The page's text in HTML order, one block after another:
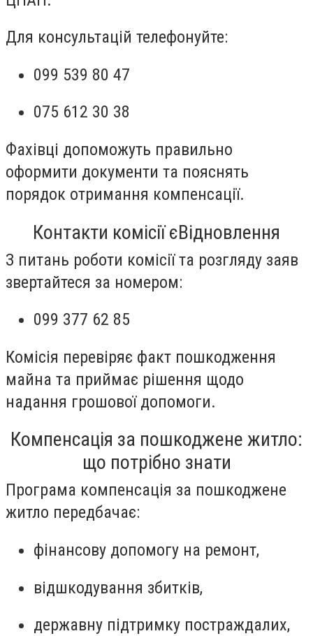
Для консультацій телефонуйте:
099 539 80 47
075 612 30 38
Фахівці допоможуть правильно
оформити документи та пояснять
порядок отримання компенсації.
Контакти комісії єВідновлення
З питань роботи комісії та розгляду заяв
звертайтеся за номером:
099 377 62 85
Комісія перевіряє факт пошкодження
майна та приймає рішення щодо
надання грошової допомоги.
Компенсація за пошкоджене житло:
що потрібно знати
Програма компенсація за пошкоджене
житло передбачає:
фінансову допомогу на ремонт,
відшкодування збитків,
державну підтримку постраждалих,